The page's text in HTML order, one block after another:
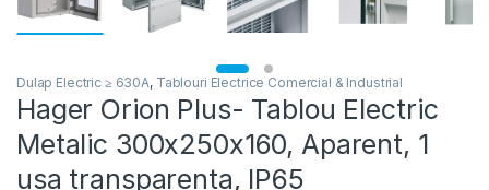
Dulap Electric ≥ 630A, Tablouri Electrice Comercial & Industrial
Hager Orion Plus- Tablou Electric
Metalic 300x250x160, Aparent, 1
usa transparenta, IP65